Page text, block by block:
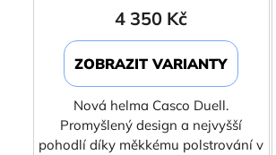
4 350 Kč
ZOBRAZIT VARIANTY
Nová helma Casco Duell.
Promyšlený design a nejvyšší
pohodlí díky měkkému polstrování v